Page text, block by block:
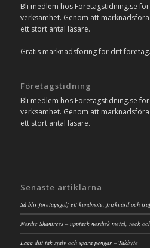
Bli medlem hos Företagstidning.se
verksamhet. Genom att
ett stort antal läsare.
Gratis marknadsföring för ditt företag.
Företagstidning
Bli medlem hos Företagstidning.se
verksamhet. Genom att
ett stort antal läsare.
Senaste artiklarna
Så blir företagsgolf ett kundmöte, friskvård och
Nordic Shantress – upptäck nordisk metal, rock
Lägg ditt tak själv och spara pengar – Takbyte